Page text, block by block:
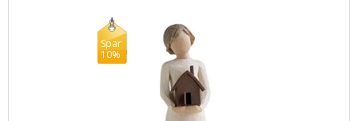
Spar
10%